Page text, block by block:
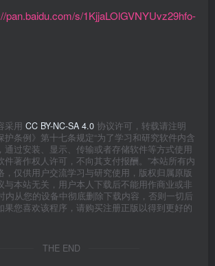
pan.baidu.com/s/1KjjaLOlGVNYUvz29hfo-
采用 CC BY-NC-SA 4.0 协议许可，转载请注明
护条例》第十七条规定“为了学习和研究软件内含
通过安装、显示、传输或者存储软件等方式使用
件著作权人许可，不向其支付报酬。”本站所有内
，仅供用户交流学习与研究使用，版权归属原版
与本站无关，用户本人下载后不能用作商业或非
内从您的设备中彻底删除下载内容，否则一切后
果您喜欢该程序，请购买注册正版以得到更好的
THE END